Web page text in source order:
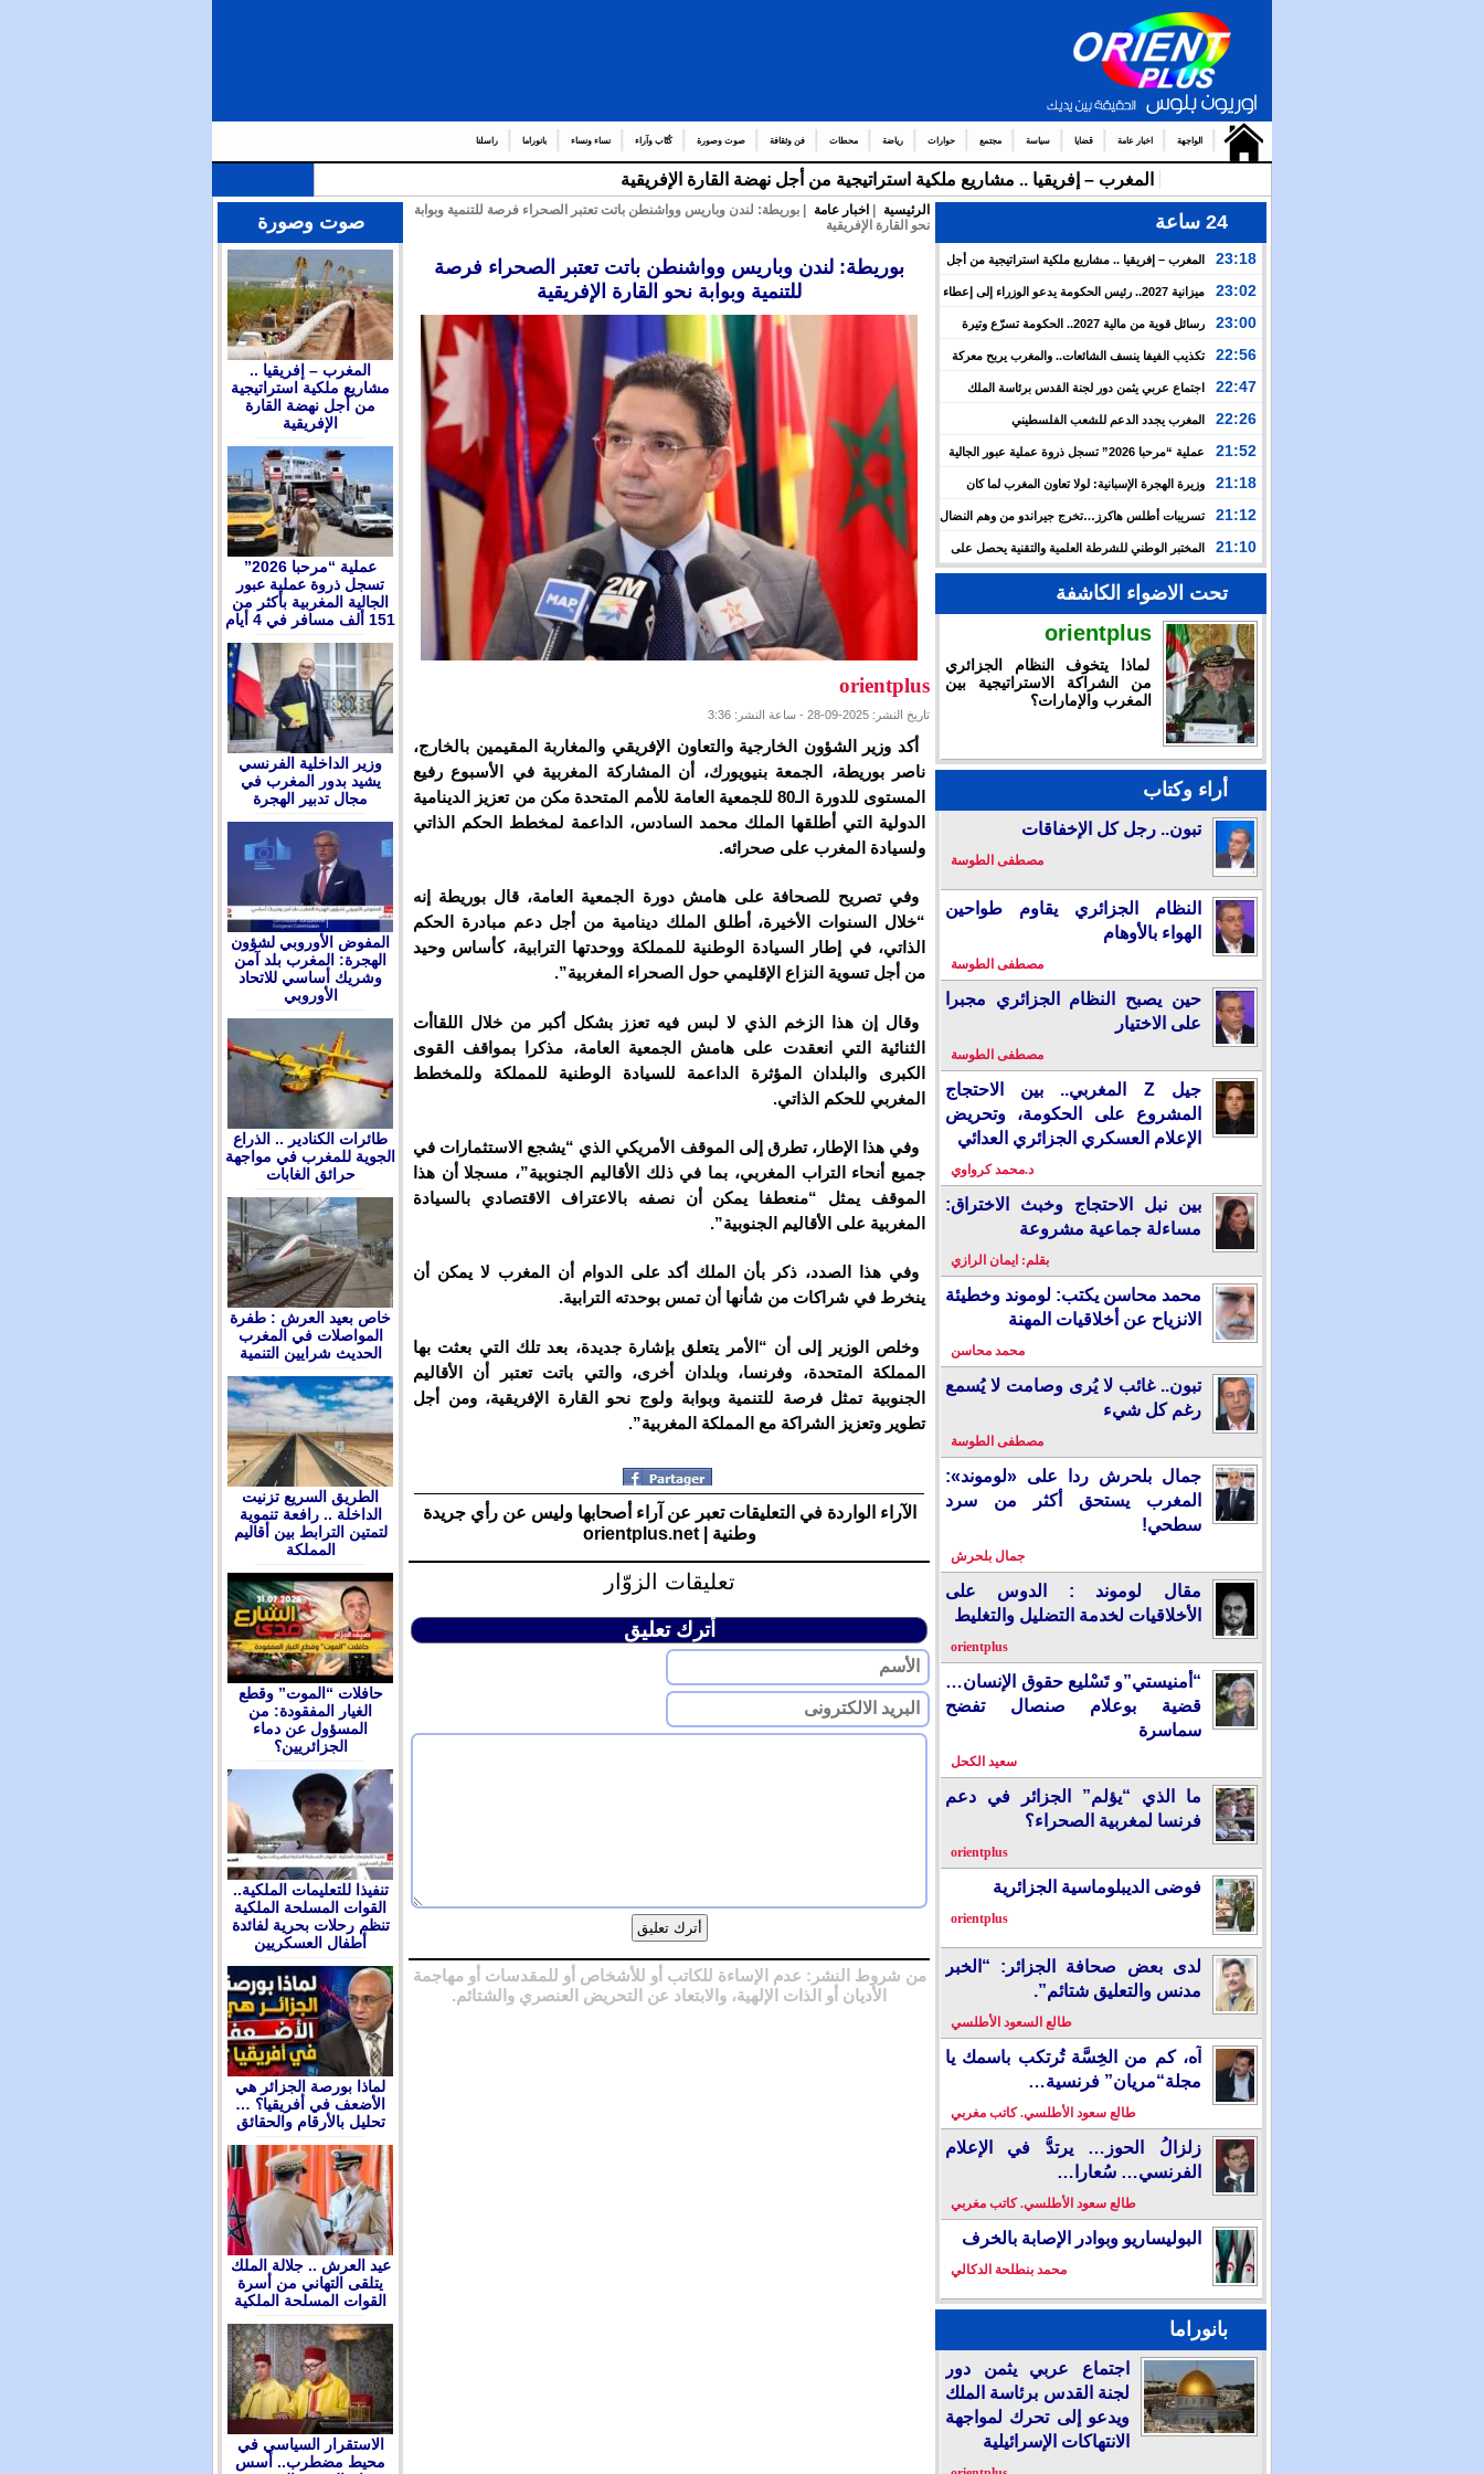
الواجهة اخبار عامة قضايا سياسة مجتمع حوارات رياضة محطات فن وثقافة صوت وصورة كُتّاب وآراء نساء ونساء بانوراما راسلنا
المغرب – إفريقيا .. مشاريع ملكية استراتيجية من أجل نهضة القارة الإفريقية
24 ساعة
23:18
المغرب – إفريقيا .. مشاريع ملكية استراتيجية من أجل
نهضة القارة الإفريقية
23:02
ميزانية 2027.. رئيس الحكومة يدعو الوزراء إلى إعطاء
الأولوية لبرمجة الالتزامات المتعلقة بالمشاريع موضوع تعليمات
23:00
رسائل قوية من مالية 2027.. الحكومة تسرّع وتيرة
الأوراش الملكية وتراهن على المواطن لبناء مغرب أكثر قوة
22:56
تكذيب الفيفا ينسف الشائعات.. والمغرب يربح معركة
الإنجاز قبل حسم نهائي مونديال 2030
22:47
اجتماع عربي يثمن دور لجنة القدس برئاسة الملك
ويدعو إلى تحرك لمواجهة الانتهاكات الإسرائيلية
22:26 المغرب يجدد الدعم للشعب الفلسطيني
21:52
عملية “مرحبا 2026” تسجل ذروة عملية عبور الجالية
المغربية بأكثر من 151 ألف مسافر في 4 أيام
21:18
وزيرة الهجرة الإسبانية: لولا تعاون المغرب لما كان
بالإمكان تقديم استجابة استثنائية خلال أزمة سبتة المحتلة
21:12
تسريبات أطلس هاكرز…تخرج جيراندو من وهم النضال
إلى مستنقع الجريمة المنظمة
21:10
المختبر الوطني للشرطة العلمية والتقنية يحصل على
شهادة الاعتماد والمطابقة والجودة بالمعيار الدولي
تحت الاضواء الكاشفة
orientplus
لماذا يتخوف النظام الجزائري
من الشراكة الاستراتيجية بين
المغرب والإمارات؟
أراء وكتاب
تبون.. رجل كل الإخفاقات
مصطفى الطوسة
النظام الجزائري يقاوم طواحين
الهواء بالأوهام
مصطفى الطوسة
حين يصبح النظام الجزائري مجبرا
على الاختيار
مصطفى الطوسة
جيل Z المغربي.. بين الاحتجاج
المشروع على الحكومة، وتحريض
الإعلام العسكري الجزائري العدائي
د.محمد كرواوي
بين نبل الاحتجاج وخبث الاختراق:
مساءلة جماعية مشروعة
بقلم: ايمان الرازي
محمد محاسن يكتب: لوموند وخطيئة
الانزياح عن أخلاقيات المهنة
محمد محاسن
تبون.. غائب لا يُرى وصامت لا يُسمع
رغم كل شيء
مصطفى الطوسة
جمال بلحرش ردا على «لوموند»:
المغرب يستحق أكثر من سرد
سطحي!
جمال بلحرش
مقال لوموند : الدوس على
الأخلاقيات لخدمة التضليل والتغليط
orientplus
“أمنيستي”و تَسْليع حقوق الإنسان…
قضية بوعلام صنصال تفضح
سماسرة
سعيد الكحل
ما الذي “يؤلم” الجزائر في دعم
فرنسا لمغربية الصحراء؟
orientplus
فوضى الديبلوماسية الجزائرية
orientplus
لدى بعض صحافة الجزائر: “الخبر
مدنس والتعليق شتائم”.
طالع السعود الأطلسي
آه، كم من الخِسَّة تُرتكب باسمك يا
مجلة“مريان” فرنسية…
طالع سعود الأطلسي. كاتب مغربي
زلزالُ الحوز… يرتدُّ في الإعلام
الفرنسي… سُعارا…
طالع سعود الأطلسي. كاتب مغربي
البوليساريو وبوادر الإصابة بالخرف
محمد بنطلحة الدكالي
بانوراما
اجتماع عربي يثمن دور
لجنة القدس برئاسة الملك
ويدعو إلى تحرك لمواجهة
الانتهاكات الإسرائيلية
الرئيسية اخبار عامة
| بوريطة: لندن وباريس وواشنطن باتت تعتبر الصحراء فرصة للتنمية وبوابة
نحو القارة الإفريقية
بوريطة: لندن وباريس وواشنطن باتت تعتبر الصحراء فرصة
للتنمية وبوابة نحو القارة الإفريقية
orientplus
تاريخ النشر: 2025-09-28 - ساعة النشر: 3:36
أكد وزير الشؤون الخارجية والتعاون الإفريقي والمغاربة المقيمين بالخارج،
ناصر بوريطة، الجمعة بنيويورك، أن المشاركة المغربية في الأسبوع رفيع
المستوى للدورة الـ80 للجمعية العامة للأمم المتحدة مكن من تعزيز الدينامية
الدولية التي أطلقها الملك محمد السادس، الداعمة لمخطط الحكم الذاتي
ولسيادة المغرب على صحرائه.
وفي تصريح للصحافة على هامش دورة الجمعية العامة، قال بوريطة إنه
“خلال السنوات الأخيرة، أطلق الملك دينامية من أجل دعم مبادرة الحكم
الذاتي، في إطار السيادة الوطنية للمملكة ووحدتها الترابية، كأساس وحيد
من أجل تسوية النزاع الإقليمي حول الصحراء المغربية”.
وقال إن هذا الزخم الذي لا لبس فيه تعزز بشكل أكبر من خلال اللقاأت
الثنائية التي انعقدت على هامش الجمعية العامة، مذكرا بمواقف القوى
الكبرى والبلدان المؤثرة الداعمة للسيادة الوطنية للمملكة وللمخطط
المغربي للحكم الذاتي.
وفي هذا الإطار، تطرق إلى الموقف الأمريكي الذي “يشجع الاستثمارات في
جميع أنحاء التراب المغربي، بما في ذلك الأقاليم الجنوبية”، مسجلا أن هذا
الموقف يمثل “منعطفا يمكن أن نصفه بالاعتراف الاقتصادي بالسيادة
المغربية على الأقاليم الجنوبية”.
وفي هذا الصدد، ذكر بأن الملك أكد على الدوام أن المغرب لا يمكن أن
ينخرط في شراكات من شأنها أن تمس بوحدته الترابية.
وخلص الوزير إلى أن “الأمر يتعلق بإشارة جديدة، بعد تلك التي بعثت بها
المملكة المتحدة، وفرنسا، وبلدان أخرى، والتي باتت تعتبر أن الأقاليم
الجنوبية تمثل فرصة للتنمية وبوابة ولوج نحو القارة الإفريقية، ومن أجل
تطوير وتعزيز الشراكة مع المملكة المغربية”.
الآراء الواردة في التعليقات تعبر عن آراء أصحابها وليس عن رأي جريدة
وطنية | orientplus.net
تعليقات الزوّار
أترك تعليق
من شروط النشر: عدم الإساءة للكاتب أو للأشخاص أو للمقدسات أو مهاجمة
الأديان أو الذات الإلهية، والابتعاد عن التحريض العنصري والشتائم.
صوت وصورة
المغرب – إفريقيا ..
مشاريع ملكية استراتيجية
من أجل نهضة القارة
الإفريقية
عملية “مرحبا 2026”
تسجل ذروة عملية عبور
الجالية المغربية بأكثر من
151 ألف مسافر في 4 أيام
وزير الداخلية الفرنسي
يشيد بدور المغرب في
مجال تدبير الهجرة
المفوض الأوروبي لشؤون
الهجرة: المغرب بلد آمن
وشريك أساسي للاتحاد
الأوروبي
طائرات الكنادير .. الذراع
الجوية للمغرب في مواجهة
حرائق الغابات
ﺧﺎﺹ ﺑﻌﻴﺪ ﺍﻟﻌﺮﺵ : ﻃﻔﺮﺓ
ﺍﻟﻤﻮﺍﺻﻼﺕ ﻓﻲ ﺍﻟﻤﻐﺮﺏ
ﺍﻟﺤﺪﻳﺚ ﺷﺮﺍﻳﻴﻦ ﺍﻟﺘﻨﻤﻴﺔ
الطريق السريع تزنيت
الداخلة .. رافعة تنموية
لتمتين الترابط بين أقاليم
المملكة
حافلات “الموت” وقطع
الغيار المفقودة: من
المسؤول عن دماء
الجزائريين؟
تنفيذا للتعليمات الملكية..
القوات المسلحة الملكية
تنظم رحلات بحرية لفائدة
أطفال العسكريين
لماذا بورصة الجزائر هي
الأضعف في أفريقيا؟ …
تحليل بالأرقام والحقائق
عيد العرش .. جلالة الملك
يتلقى التهاني من أسرة
القوات المسلحة الملكية
الاستقرار السياسي في
محيط مضطرب.. أسس